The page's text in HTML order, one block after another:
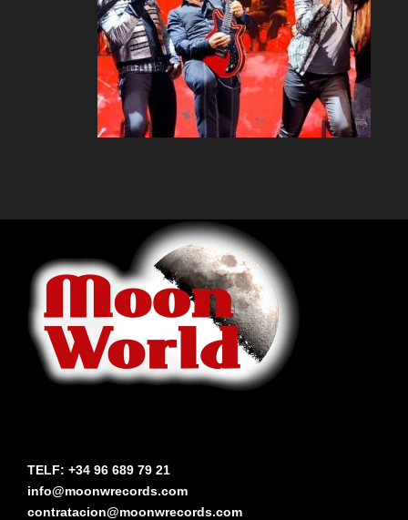
TELF: +34 96 689 79 21
info@moonwrecords.com
contratacion@moonwrecords.com